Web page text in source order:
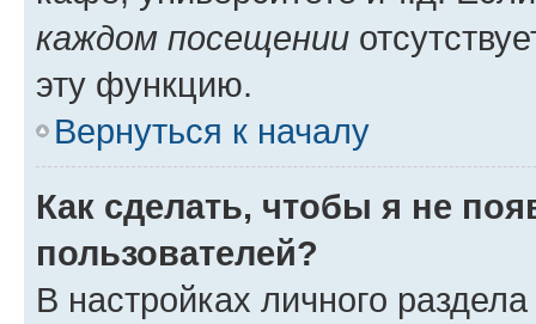
каждом посещении
эту функцию.
Вернуться к началу
Как сделать, чтобы я не
пользователей?
В настройках личного